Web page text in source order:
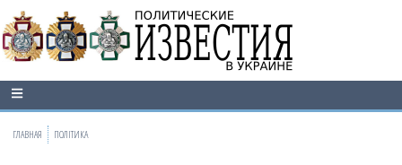
ГЛАВНАЯ ПОЛІТИКА